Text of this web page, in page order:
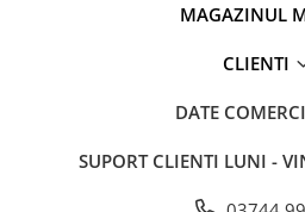
MAGAZINUL
CLIENTI
DATE
SUPORT CLIENTI LUNI -